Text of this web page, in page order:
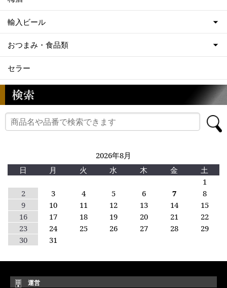
輸入ビール
おつまみ・食品類
セラー
2026年8月
日
月 火 水 木 金
土
1
2
3 4 5 6 7
8
9
10 11 12 13 14
15
16
17 18 19 20 21
22
23
24 25 26 27 28
29
30
31
運営